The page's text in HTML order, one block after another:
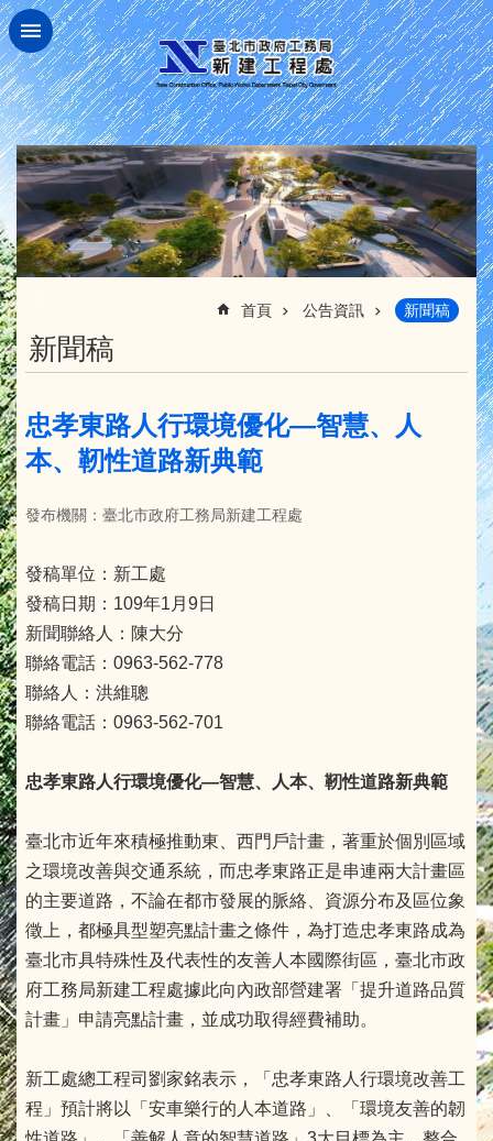
跳到主要內容區塊
首頁 公告資訊 新聞稿
新聞稿
忠孝東路人行環境優化—智慧、人
本、靭性道路新典範
發布機關：臺北市政府工務局新建工程處
發稿單位：新工處
發稿日期：109年1月9日
新聞聯絡人：陳大分
聯絡電話：0963-562-778
聯絡人：洪維聰
聯絡電話：0963-562-701
忠孝東路人行環境優化—智慧、人本、靭性道路新典範
臺北市近年來積極推動東、西門戶計畫，著重於個別區域
之環境改善與交通系統，而忠孝東路正是串連兩大計畫區
的主要道路，不論在都市發展的脈絡、資源分布及區位象
徵上，都極具型塑亮點計畫之條件，為打造忠孝東路成為
臺北市具特殊性及代表性的友善人本國際街區，臺北市政
府工務局新建工程處據此向內政部營建署「提升道路品質
計畫」申請亮點計畫，並成功取得經費補助。
新工處總工程司劉家銘表示，「忠孝東路人行環境改善工
程」預計將以「安車樂行的人本道路」、「環境友善的韌